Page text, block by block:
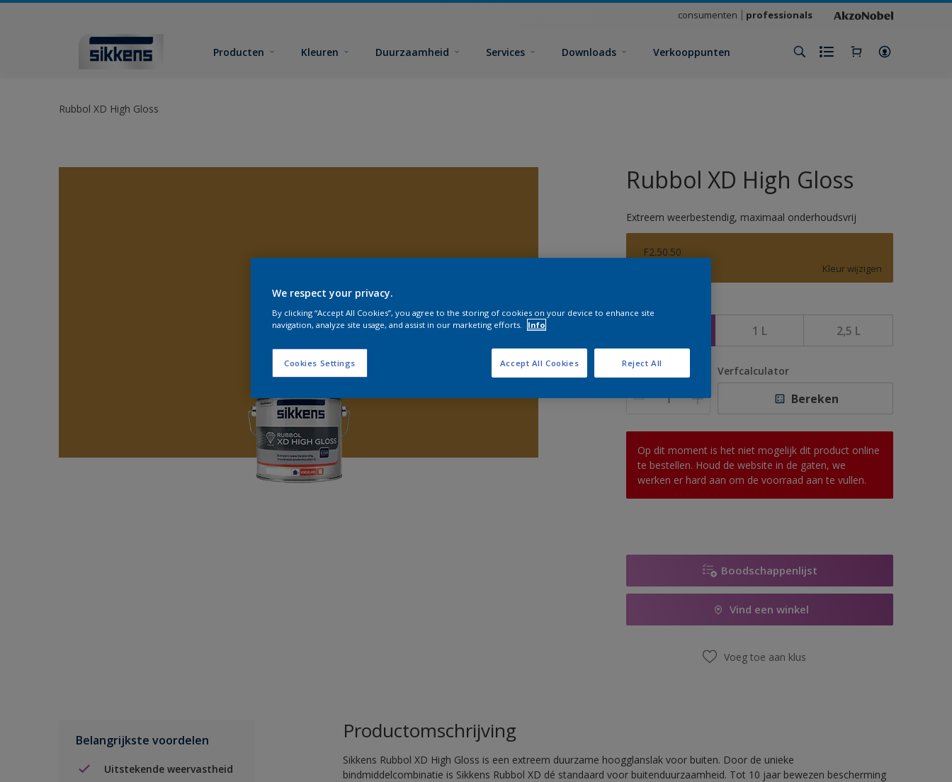
consumenten professionals
Producten Kleuren Duurzaamheid Services Downloads Verkooppunten
Rubbol XD High Gloss
Rubbol XD High Gloss
Extreem weerbestendig, maximaal onderhoudsvrij
F2.50.50
Kleur wijzigen
Grootte
1 L 2,5 L
Aantal Verfcalculator
Bereken
Op dit moment is het niet mogelijk dit product online
te bestellen. Houd de website in de gaten, we
werken er hard aan om de voorraad aan te vullen.
Boodschappenlijst
Vind een winkel
Voeg toe aan klus
Belangrijkste voordelen
Uitstekende weervastheid
Productomschrijving
Sikkens Rubbol XD High Gloss is een extreem duurzame hoogglanslak voor buiten. Door de unieke
bindmiddelcombinatie is Sikkens Rubbol XD dé standaard voor buitenduurzaamheid. Tot 10 jaar bewezen bescherming
We respect your privacy.
By clicking “Accept All Cookies”, you agree to the storing of cookies on your device to enhance site
navigation, analyze site usage, and assist in our marketing efforts.
Info
Cookies Settings Reject All
Accept All Cookies